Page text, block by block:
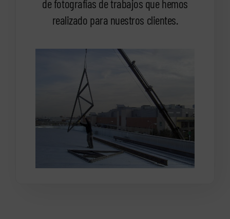
de fotografías de trabajos que hemos
realizado para nuestros clientes.